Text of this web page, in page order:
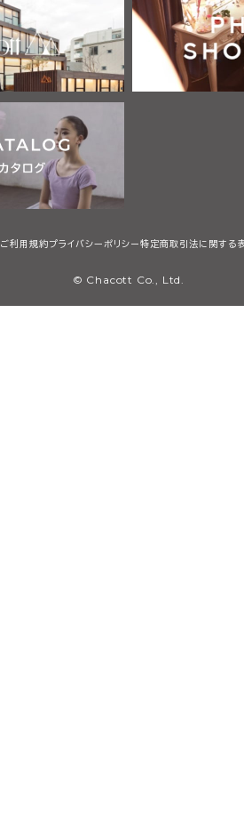
ご利用規約プライバシーポリシー 特定商取引法に関する
© Chacott Co., Ltd.